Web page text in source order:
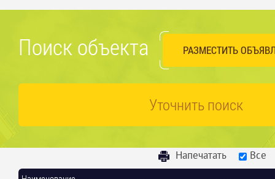
Поиск объекта РАЗМЕСТИТЬ
Уточнить поиск
Напечатать Все